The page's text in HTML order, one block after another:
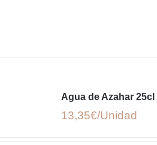
Agua de Azahar 25cl
13,35€